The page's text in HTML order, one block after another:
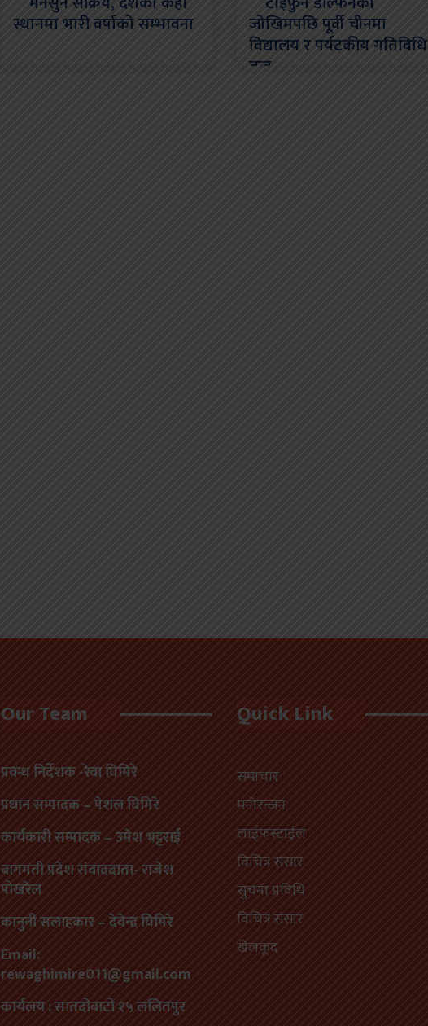
स्थानमा भारी वर्षाको सम्भावना जोखिमपछि पूर्वी चीनमा
विद्यालय र पर्यटकीय गतिविधि
बन्द
Our Team
प्रवन्ध निर्देशक -रेवा घिमिरे
प्रधान सम्पादक – पेशल घिमिरे
कार्यकारी सम्पादक – उमेश भट्टराई
बागमती प्रदेश संवाददाता- राजेश
पोखरेल
कानुनी सलाहकार – देवेन्द्र घिमिरे
Email:
rewaghimire011@gmail.com
कार्यलय : सातदोबाटो १५ ललितपुर
Quick Link
समाचार
मनोरन्जन
लाईफस्टाईल
विचित्र संसार
सुचना प्रविधि
विचित्र संसार
खेलकूद